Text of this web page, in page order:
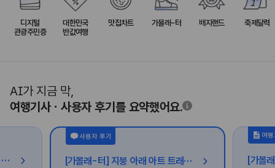
디지털
관광주민증
대한민국
반값여행
맛집차트 가볼래-터 배지랜드 축제달력
AI가 지금 막,
여행기사ㆍ사용자 후기를 요약했어요.
이번 여름방학엔 로컬 감성 충전! 개성이 가득한 전국 기념품숍 투어
사용자 후기
[가볼래-터] 지붕 아래 아트 트래블, 시원한 감성 데이트
여